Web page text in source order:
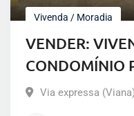
Vivenda / Moradia
VENDER:
CONDOMÍNIO
Via expressa (Viana)